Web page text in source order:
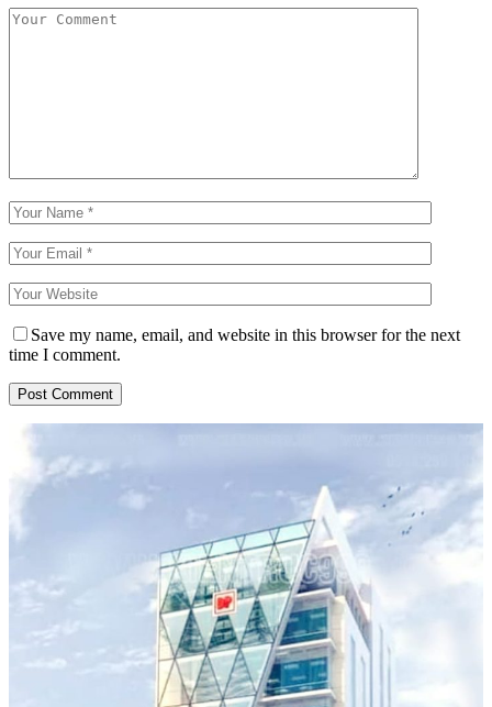
Save my name, email, and website in this browser for the next
time I comment.